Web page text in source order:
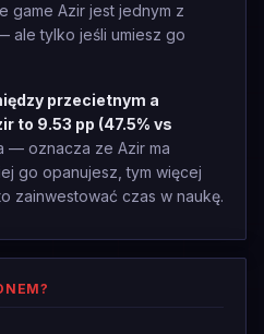
game Azir jest jednym z
ale tylko jeśli umiesz go
przecietnym a
to 9.53 pp (47.5% vs
— oznacza ze Azir ma
go opanujesz, tym więcej
zainwestować czas w naukę.